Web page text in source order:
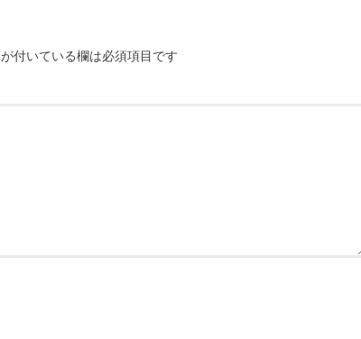
が付いている欄は必須項目です